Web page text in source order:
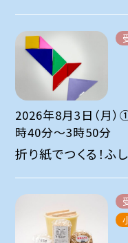
2026年8月3日（月
時40分～3時50分
折り紙でつくる！ふ